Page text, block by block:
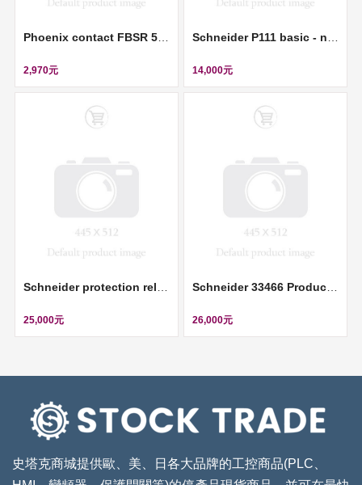
Phoenix contact FBSR 5-5 - Plug-in bridge (插拔式橋接件) ll 3001593
2,970元
Schneider P111 basic - no BI 6BO - Ion 1/5A 0.05-12Ion - Vx 24-240VAC/250VDC ll REL10021
14,000元
Schneider protection relay PowerLogic P1F 90-250V 3CT 1Io: 0.05-12IN 1VT 8DI-6DO RS485 USB ll REL15023
25,000元
Schneider 33466 Product picture Schneider Electric circuit breaker Compact NS800N - Micrologic 2.0 - 800 A - 3 poles 3t ll 33466
26,000元
史塔克商城提供歐、美、日各大品牌的工控商品(PLC、